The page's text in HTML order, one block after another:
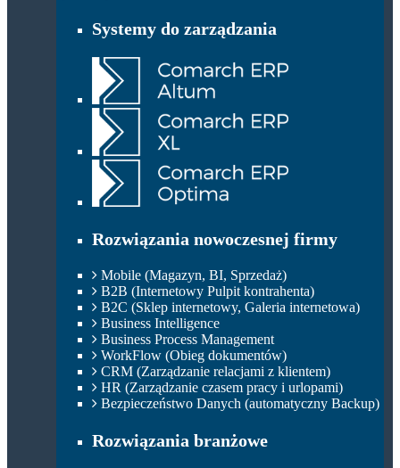
Systemy do zarządzania
Rozwiązania nowoczesnej firmy
Mobile (Magazyn, BI, Sprzedaż)
B2B (Internetowy Pulpit kontrahenta)
B2C (Sklep internetowy, Galeria internetowa)
Business Intelligence
Business Process Management
WorkFlow (Obieg dokumentów)
CRM (Zarządzanie relacjami z klientem)
HR (Zarządzanie czasem pracy i urlopami)
Bezpieczeństwo Danych (automatyczny Backup)
Rozwiązania branżowe